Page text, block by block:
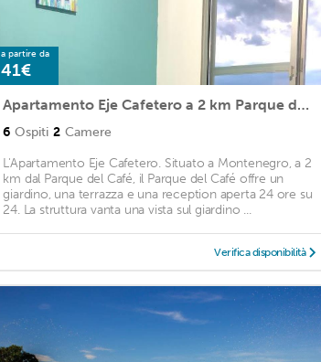
a partire da
41€
Apartamento Eje Cafetero a 2 km Parque del Café
6 Ospiti 2 Camere
L'Apartamento Eje Cafetero. Situato a Montenegro, a 2
km dal Parque del Café, il Parque del Café offre un
giardino, una terrazza e una reception aperta 24 ore su
24. La struttura vanta una vista sul giardino ...
Verifica disponibilità